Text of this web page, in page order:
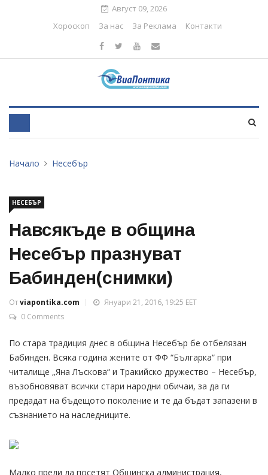
Август 09, 2026
Хороскоп
За нас За Реклама Контакти
Начало Несебър
НЕСЕБЪР
Навсякъде в община
Несебър празнуват
Бабинден(снимки)
Отviapontika.com
Януари 21, 2016, 19:25 EET
0 Comments
По стара традиция днес в община Несебър бе отбелязан
Бабинден. Всяка година жените от ФФ “Българка“ при
читалище „Яна Лъскова“ и Тракийско дружество – Несебър,
възобновяват всички стари народни обичаи, за да ги
предадат на бъдещото поколение и те да бъдат запазени в
съзнанието на наследниците.
Малко преди да посетят Общинска администрация,